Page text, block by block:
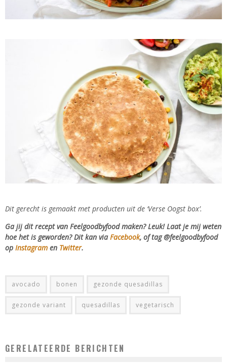
Dit gerecht is gemaakt met producten uit de ‘Verse Oogst box’.
Ga jij dit recept van Feelgoodbyfood maken? Leuk! Laat je mij weten
hoe het is geworden? Dit kan via Facebook, of tag @feelgoodbyfood
op Instagram en Twitter.
avocado bonen gezonde quesadillas
gezonde variant quesadillas vegetarisch
GERELATEERDE BERICHTEN